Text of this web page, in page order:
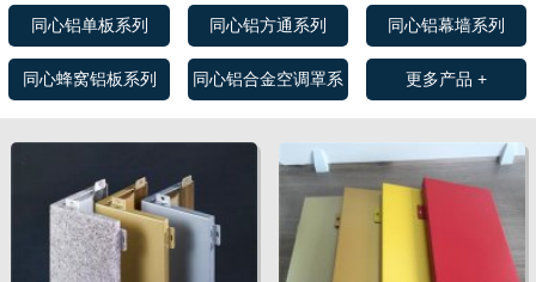
同心铝单板系列 同心铝方通系列 同心铝幕墙系列
同心蜂窝铝板系列 同心铝合金空调罩系
列
更多产品 +